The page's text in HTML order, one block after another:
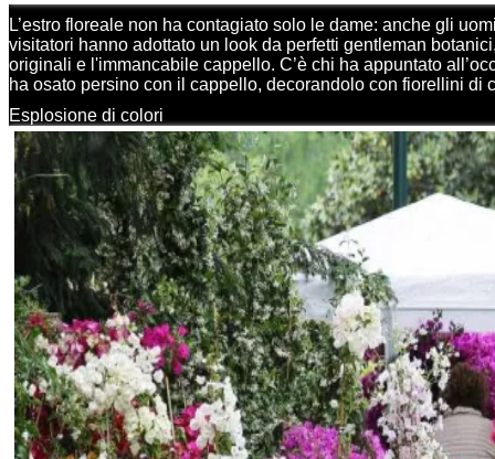
L’estro floreale non ha contagiato solo le dame: anche gli
visitatori hanno adottato un look da perfetti gentleman
originali e l'immancabile cappello. C’è chi ha appuntato
ha osato persino con il cappello, decorandolo con fiorellini di
Esplosione di colori